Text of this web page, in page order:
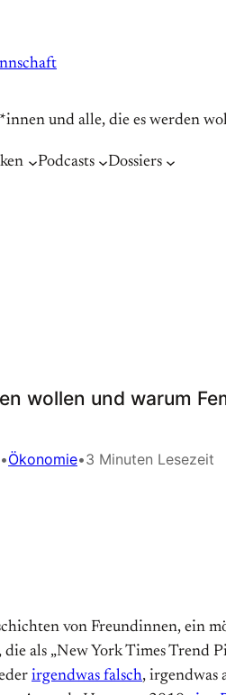
und alle, die es werden
Podcasts Dossiers
wollen und warum
•Ökonomie•3 Minuten Lesezeit
von Freundinnen, ein
die als „New York Times Trend
irgendwas falsch, irgendwas